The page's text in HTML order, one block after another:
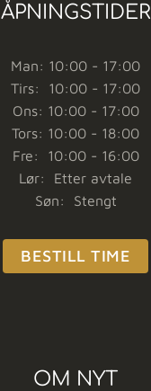
ÅPNINGSTIDER
Man: 10:00 - 17:00
Tirs: 10:00 - 17:00
Ons: 10:00 - 17:00
Tors: 10:00 - 18:00
Fre: 10:00 - 16:00
Lør: Etter avtale
Søn: Stengt
BESTILL TIME
OM NYT